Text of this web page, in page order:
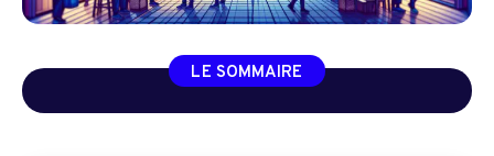
LE SOMMAIRE